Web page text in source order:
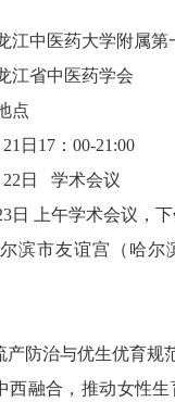
江中医药大学附属第
江省中医药学会
点
日17：00-21:00
22日 学术会议
午学术会议，下
滨市友谊宫（哈尔
产防治与优生优育规
西融合，推动女性